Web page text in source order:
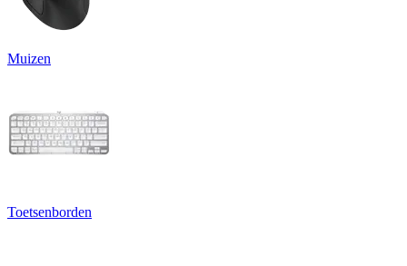
Muizen
Toetsenborden